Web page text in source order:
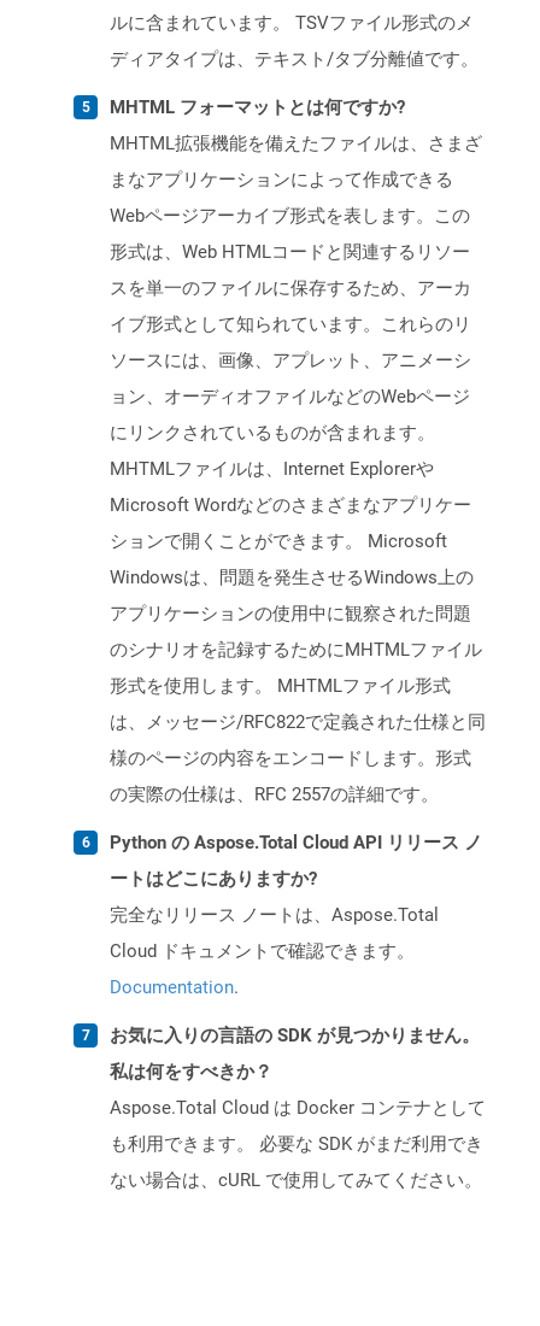
ルに含まれています。 TSVファイル形式のメ
ディアタイプは、テキスト/タブ分離値です。
MHTML フォーマットとは何ですか?
MHTML拡張機能を備えたファイルは、さまざ
まなアプリケーションによって作成できる
Webページアーカイブ形式を表します。この
形式は、Web HTMLコードと関連するリソー
スを単一のファイルに保存するため、アーカ
イブ形式として知られています。これらのリ
ソースには、画像、アプレット、アニメーシ
ョン、オーディオファイルなどのWebページ
にリンクされているものが含まれます。
MHTMLファイルは、Internet Explorerや
Microsoft Wordなどのさまざまなアプリケー
ションで開くことができます。 Microsoft
Windowsは、問題を発生させるWindows上の
アプリケーションの使用中に観察された問題
のシナリオを記録するためにMHTMLファイル
形式を使用します。 MHTMLファイル形式
は、メッセージ/RFC822で定義された仕様と同
様のページの内容をエンコードします。形式
の実際の仕様は、RFC 2557の詳細です。
Python の Aspose.Total Cloud API リリース ノ
ートはどこにありますか?
完全なリリース ノートは、Aspose.Total
Cloud ドキュメントで確認できます。
Documentation.
お気に入りの言語の SDK が見つかりません。
私は何をすべきか？
Aspose.Total Cloud は Docker コンテナとして
も利用できます。 必要な SDK がまだ利用でき
ない場合は、cURL で使用してみてください。